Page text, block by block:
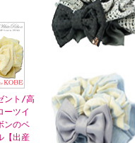
ント/高
ーツイ
ンのベ
【出産